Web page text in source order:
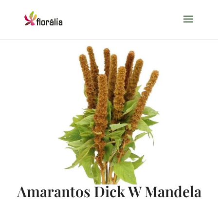
Amarantos Dick W Mandela